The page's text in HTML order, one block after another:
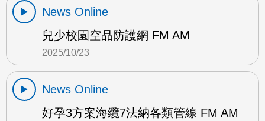
News Online
兒少校園空品防護網 FM AM
2025/10/23
News Online
好孕3方案海纜7法納各類管線 FM AM